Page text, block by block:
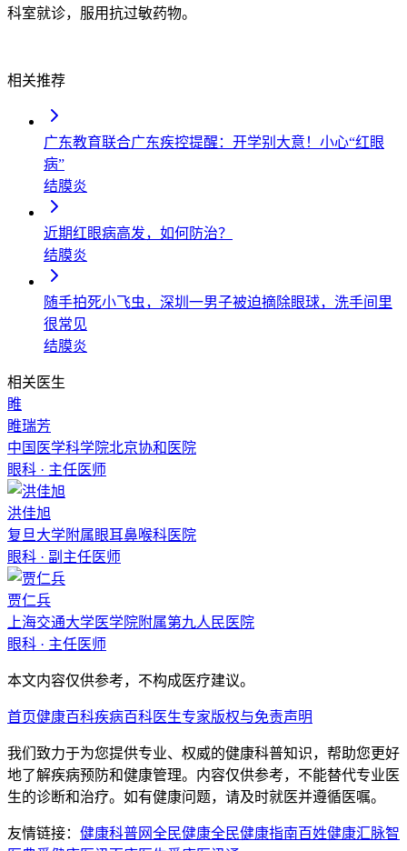
科室就诊，服用抗过敏药物。
相关推荐
广东教育联合广东疾控提醒：开学别大意！小心“红眼
病”
结膜炎
近期红眼病高发，如何防治？
结膜炎
随手拍死小飞虫，深圳一男子被迫摘除眼球，洗手间里
很常见
结膜炎
相关医生
睢
睢瑞芳
中国医学科学院北京协和医院
眼科 · 主任医师
洪佳旭
复旦大学附属眼耳鼻喉科医院
眼科 · 副主任医师
贾仁兵
上海交通大学医学院附属第九人民医院
眼科 · 主任医师
本文内容仅供参考，不构成医疗建议。
首页健康百科疾病百科医生专家版权与免责声明
我们致力于为您提供专业、权威的健康科普知识，帮助您更好
地了解疾病预防和健康管理。内容仅供参考，不能替代专业医
生的诊断和治疗。如有健康问题，请及时就医并遵循医嘱。
友情链接： 健康科普网全民健康全民健康指南百姓健康汇脉智